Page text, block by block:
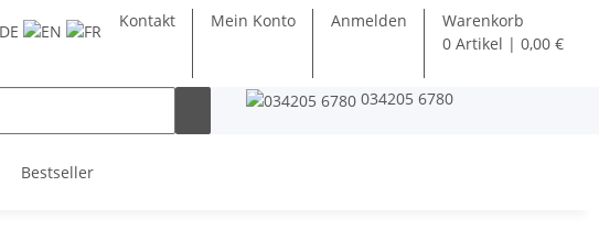
Kontakt Mein Konto Anmelden
Warenkorb
0 Artikel | 0,00 €
034205 6780
Bestseller